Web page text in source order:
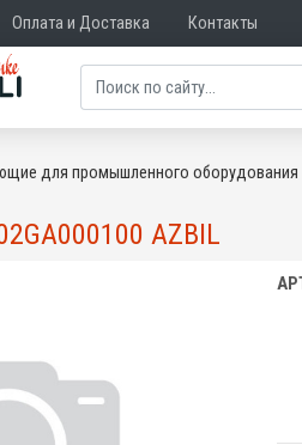
Оплата и Доставка Контакты
для промышленного оборудования
AZBIL